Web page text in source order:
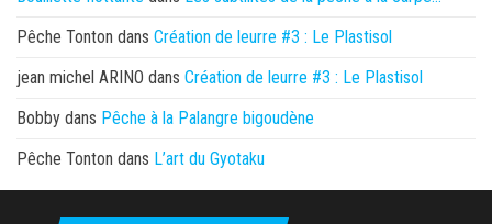
Pêche Tonton dans Création de leurre #3 : Le Plastisol
jean michel ARINO dans Création de leurre #3 : Le Plastisol
Bobby dans Pêche à la Palangre bigoudène
Pêche Tonton dans L’art du Gyotaku